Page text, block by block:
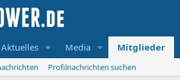
Aktuelles Media Mitglieder
Profilnachrichten suchen